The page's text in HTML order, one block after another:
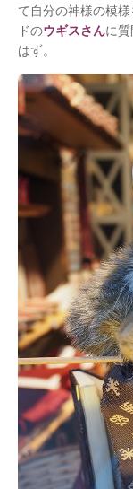
て自分の神様の模
ドのウギスさんに
はず。